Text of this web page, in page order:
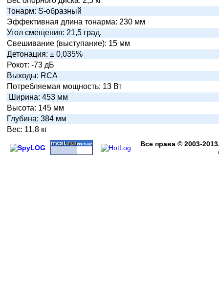
Тонарм: S-образный
Эффективная длина тонарма: 230 мм
Угол смещения: 21,5 град.
Свешивание (выступание): 15 мм
Детонация: ± 0,035%
Рокот: -73 дБ
Выходы: RCA
Потребляемая мощность: 13 Вт
Ширина: 453 мм
Высота: 145 мм
Глубина: 384 мм
Вес: 11,8 кг
Все права© 2003-